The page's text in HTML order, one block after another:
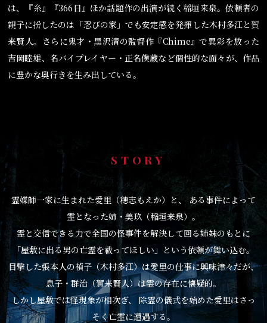
は、『糸』『366日』ほか話題作の出演が続く稲垣来泉。依頼者の
親子に扮したのは「忍びの家」でも安定感を発揮した木村多江と賀
来賢人。さらに鬼才・黒沢清の監督作『Chime』で異彩を放った
吉岡睦雄、名バイプレイヤー・正名僕蔵など個性的な面々が、作品
に豊かな奥行きを生み出している。
STORY
霊媒師一家に生まれた愛里（穂志もえか）と、ある事件によって
霊となった姉・美玖（稲垣来泉）。
霊と交信できる力で全国の怪事件を解決して回る姉妹のもとに
「屋敷に出る男の亡霊を祓ってほしい」という依頼が舞い込む。
目撃した張本人の禎子（木村多江）は愛里の仕事に興味津々だが、
息子・群治（賀来賢人）は霊の存在に懐疑的。
しかし屋敷では怪現象が相次ぎ、
除霊の儀式を始めた愛里はさっ
そく亡霊に遭遇する。